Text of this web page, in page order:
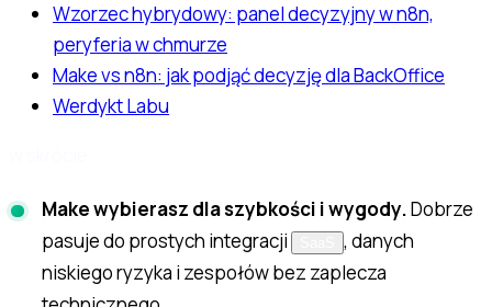
Wzorzec hybrydowy: panel decyzyjny w n8n,
peryferia w chmurze
Make vs n8n: jak podjąć decyzję dla BackOffice
Werdykt Labu
Make wybierasz dla szybkości i wygody.Dobrze
pasuje do prostych integracji
, danych
niskiego ryzyka i zespołów bez zaplecza